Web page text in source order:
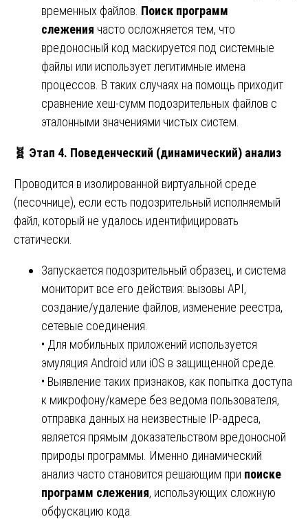
временных файлов. Поиск программ
слежения часто осложняется тем, что
вредоносный код маскируется под системные
файлы или использует легитимные имена
процессов. В таких случаях на помощь приходит
сравнение хеш-сумм подозрительных файлов с
эталонными значениями чистых систем.
🧬 Этап 4. Поведенческий (динамический) анализ
Проводится в изолированной виртуальной среде
(песочнице), если есть подозрительный исполняемый
файл, который не удалось идентифицировать
статически.
Запускается подозрительный образец, и система
мониторит все его действия: вызовы API,
создание/удаление файлов, изменение реестра,
сетевые соединения.
• Для мобильных приложений используется
эмуляция Android или iOS в защищенной среде.
• Выявление таких признаков, как попытка доступа
к микрофону/камере без ведома пользователя,
отправка данных на неизвестные IP-адреса,
является прямым доказательством вредоносной
природы программы. Именно динамический
анализ часто становится решающим при поиске
программ слежения, использующих сложную
обфускацию кода.